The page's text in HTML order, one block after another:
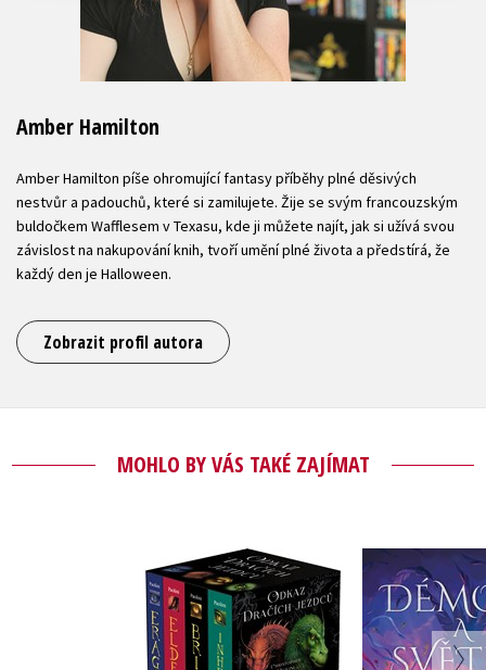
Amber Hamilton
Amber Hamilton píše ohromující fantasy příběhy plné děsivých
nestvůr a padouchů, které si zamilujete. Žije se svým francouzským
buldočkem Wafflesem v Texasu, kde ji můžete najít, jak si užívá svou
závislost na nakupování knih, tvoří umění plné života a předstírá, že
každý den je Halloween.
Zobrazit profil autora
MOHLO BY VÁS TAKÉ ZAJÍMAT
Odkaz Dračích jezdců –
Eragon,Eldest,Brisingr,Inherit.
(box)
Christopher Paolini
Démon
Axie